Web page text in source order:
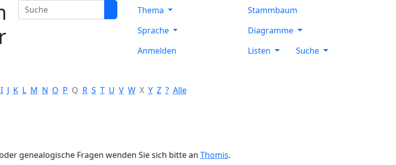
Suche
Thema
Sprache
Anmelden
Stammbaum
Diagramme
Listen
Suche
I J K L M N O P Q R S T U V W X Y Z ? Alle
genealogische Fragen wenden Sie sich bitte an Thomis.